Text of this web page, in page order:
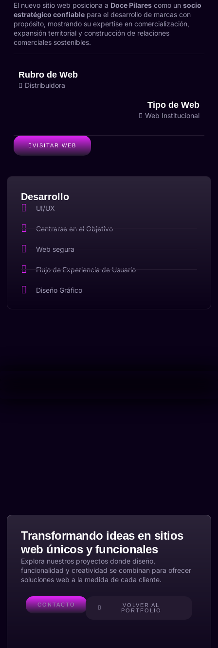
El nuevo sitio web posiciona a Doce Pilares como un socio
estratégico confiable para el desarrollo de marcas con
propósito, mostrando su expertise en comercialización,
expansión territorial y construcción de relaciones
comerciales sostenibles.
Rubro de Web
Distribuidora
Tipo de Web
Web Institucional
VISITAR WEB
Desarrollo
UI/UX
Centrarse en el Objetivo
Web segura
Flujo de Experiencia de Usuario
Diseño Gráfico
Transformando ideas en sitios
web únicos y funcionales
Explora nuestros proyectos donde diseño,
funcionalidad y creatividad se combinan para ofrecer
soluciones web a la medida de cada cliente.
CONTACTO
VOLVER AL
PORTFOLIO